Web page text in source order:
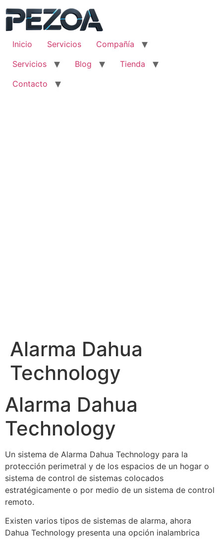
contenido
Inicio
Servicios
Compañía
Servicios
Blog
Tienda
Contacto
Alarma Dahua
Technology
Alarma Dahua
Technology
Un sistema de Alarma Dahua Technology para la
protección perimetral y de los espacios de un hogar o
sistema de control de sistemas colocados
estratégicamente o por medio de un sistema de control
remoto.
Existen varios tipos de sistemas de alarma, ahora
Dahua Technology presenta una opción inalambrica